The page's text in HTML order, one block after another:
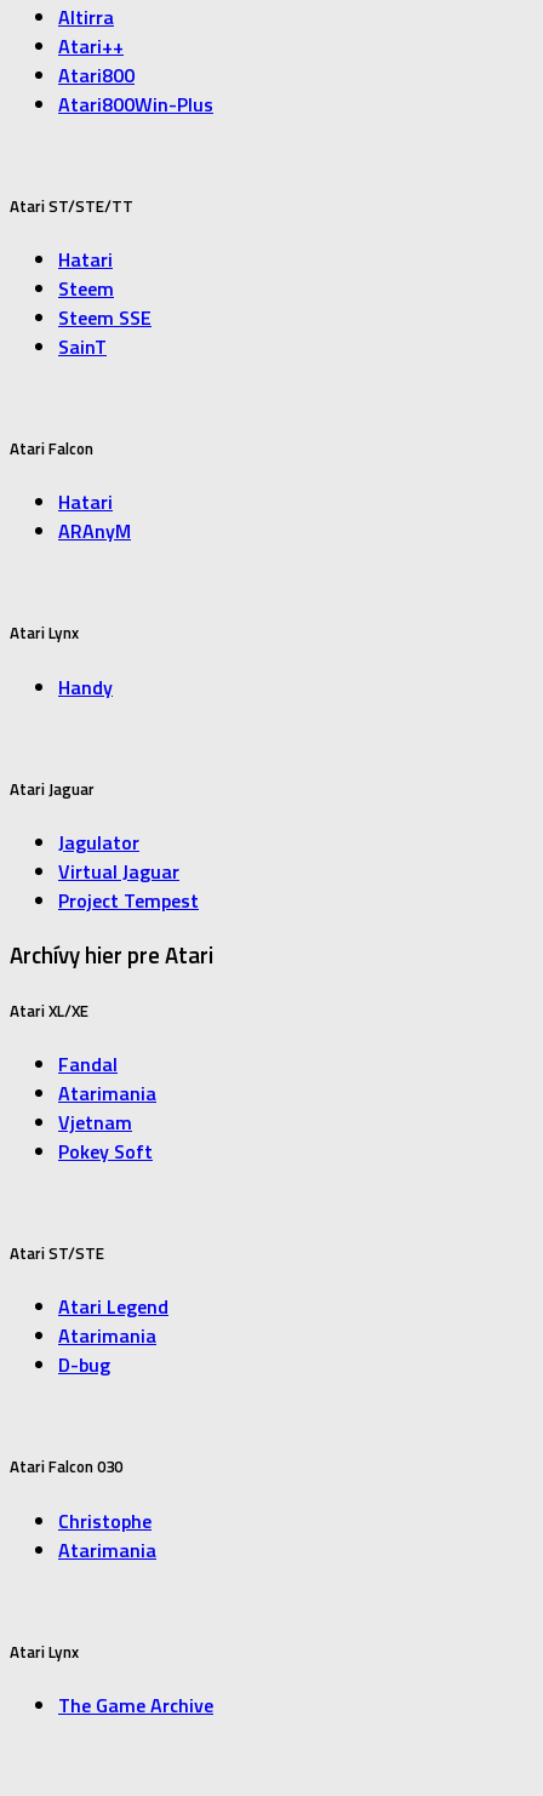
Altirra
Atari++
Atari800
Atari800Win-Plus
Atari ST/STE/TT
Hatari
Steem
Steem SSE
SainT
Atari Falcon
Hatari
ARAnyM
Atari Lynx
Handy
Atari Jaguar
Jagulator
Virtual Jaguar
Project Tempest
Archívy hier pre Atari
Atari XL/XE
Fandal
Atarimania
Vjetnam
Pokey Soft
Atari ST/STE
Atari Legend
Atarimania
D-bug
Atari Falcon 030
Christophe
Atarimania
Atari Lynx
The Game Archive